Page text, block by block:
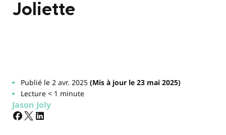
Joliette
Publié le 2 avr. 2025(Mis à jour le 23 mai 2025)
Lecture < 1 minute
Jason Joly